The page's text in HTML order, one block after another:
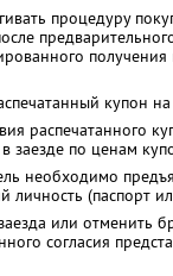
процедуру
купон
распечатанного
в заезде по ценам
необходимо
(паспорт
или отменить
согласия